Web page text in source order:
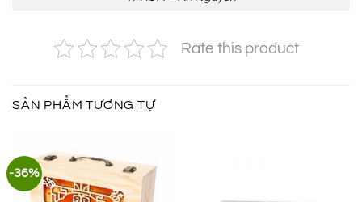
Rate this product
SẢN PHẨM TƯƠNG TỰ
-36%